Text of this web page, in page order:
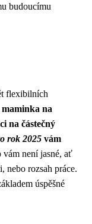
budoucímu
flexibilních
na
na částečný
rok 2025 vám
vám není jasné, ať
nebo rozsah práce.
úspěšné